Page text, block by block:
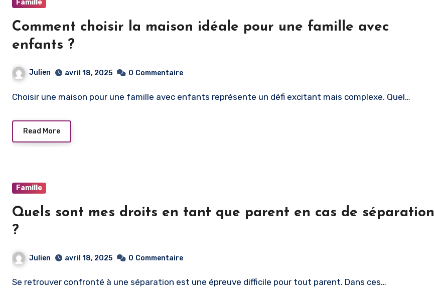
Famille
Comment choisir la maison idéale pour une famille avec
enfants ?
Julien avril 18, 2025 0 Commentaire
Choisir une maison pour une famille avec enfants représente un défi excitant mais complexe. Quel…
Read More
Famille
Quels sont mes droits en tant que parent en cas de séparation
?
Julien avril 18, 2025 0 Commentaire
Se retrouver confronté à une séparation est une épreuve difficile pour tout parent. Dans ces…